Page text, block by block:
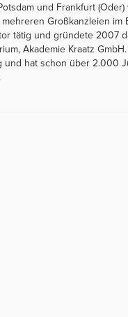
und Frankfurt
Großkanzleien
tätig und gründete 2007
Akademie Kraatz
und hat schon über 2.000